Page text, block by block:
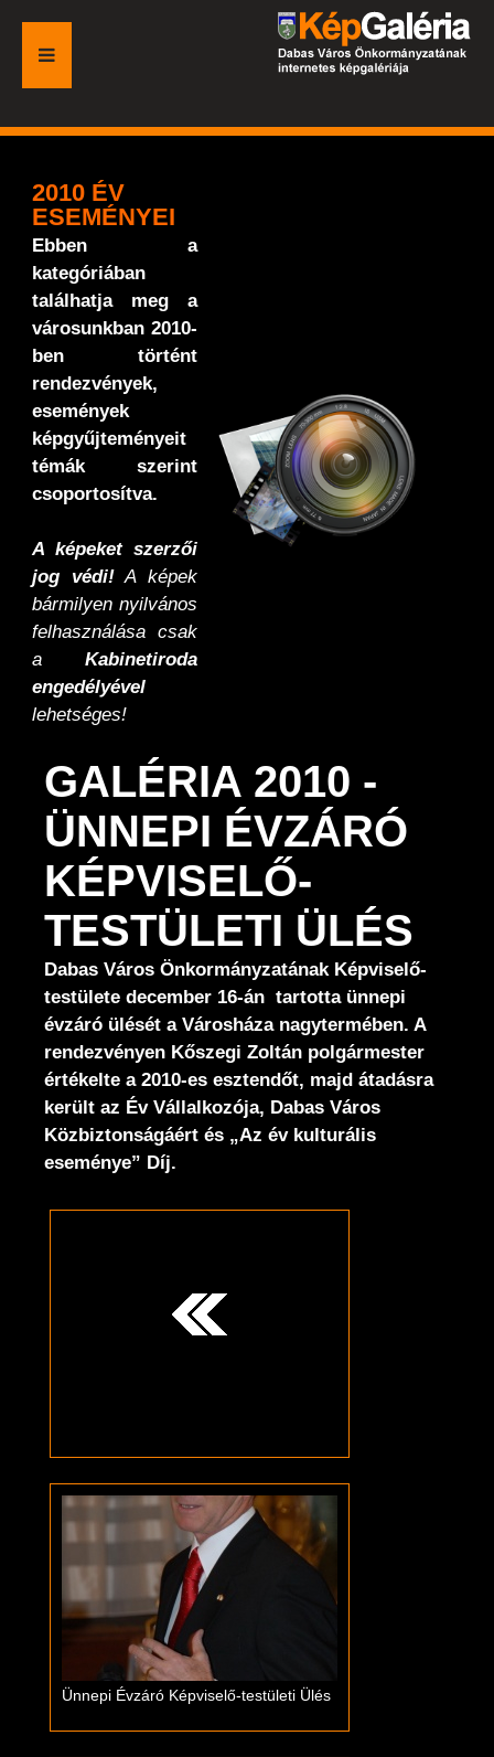
FŐOLDAL
GALÉRIA
ESEMÉNYEK
VÁROSI HONLAP
2010 ÉV
ESEMÉNYEI
Ebben a
kategóriában
találhatja meg a
városunkban 2010-
ben történt
rendezvények,
események
képgyűjteményeit
témák szerint
csoportosítva.
A képeket szerzői
jog védi!A képek
bármilyen nyilvános
felhasználása csak
a Kabinetiroda
engedélyével
lehetséges!
GALÉRIA 2010 -
ÜNNEPI ÉVZÁRÓ
KÉPVISELŐ-
TESTÜLETI ÜLÉS
Dabas Város Önkormányzatának Képviselő-
testülete december 16-án tartotta ünnepi
évzáró ülését a Városháza nagytermében. A
rendezvényen Kőszegi Zoltán polgármester
értékelte a 2010-es esztendőt, majd átadásra
került az Év Vállalkozója, Dabas Város
Közbiztonságáért és „Az év kulturális
eseménye” Díj.
Ünnepi Évzáró Képviselő-testületi Ülés